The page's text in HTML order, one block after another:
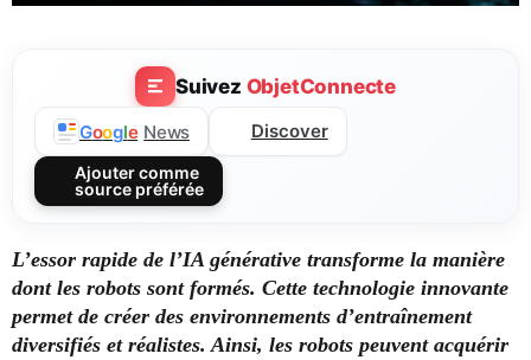
Suivez ObjetConnecte
Google News Discover
Ajouter comme
source préférée
L’essor rapide de l’IA générative transforme la manière
dont les robots sont formés. Cette technologie innovante
permet de créer des environnements d’entraînement
diversifiés et réalistes. Ainsi, les robots peuvent acquérir